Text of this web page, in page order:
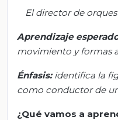
El director de
Aprendizaje
movimiento y formas
Énfasis:identifica la
como conductor de
¿Qué vamos a